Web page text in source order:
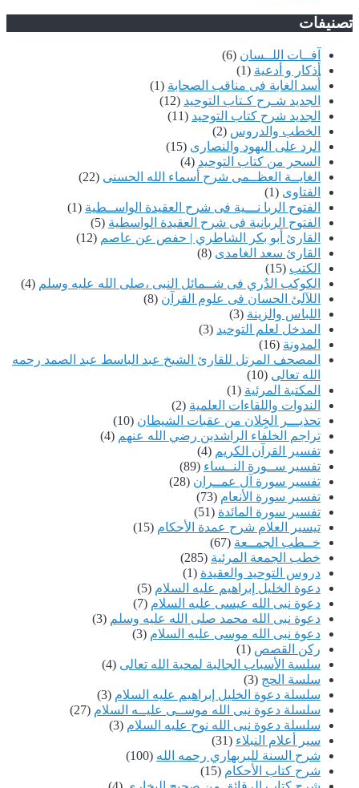
تصنيفات
آفــات اللــسان (6)
أذكار و أدعية (1)
أُسد الغابة فى مناقب الصحابة (1)
الجديد شـرح كـتاب التوحيد (12)
الجديد شرح كتاب التوحيد (11)
الخطب والدروس (2)
الرد على اليهود والنصارى (15)
السحر من كتاب التوحيد (4)
الغايــة العظــمى شرح أسماء الله الحسنى (22)
الفتاوى (1)
الفتوح الربا نـــية فى شرح العقيدة الواســطية (1)
الفتوح الربانية فى شرح العقيدة الواسطية (5)
القارئ أبو بكر الشاطري | حفص عن عاصم (12)
القارئ سعد الغامدى (8)
الكتب (15)
الكوكب الدُري فى شــمائل النبى ،صلى الله عليه وسلم (4)
اللآلئ الحسان فى علوم القرآن (8)
اللباس والزينة (3)
المدخل لعلم التوحيد (3)
المدونة (16)
المصحف المرتل للقارئ الشيخ عبد الباسط عبد الصمد رحمه
الله تعالى (10)
المكتبة المرئية (1)
الندوات واللقاءات العلمية (2)
تحذيـــر الخٍلان من عقبات الشيطان (10)
تراجم الخلفاء الراشدين رضي الله عنهم (4)
تفسير القرآن الكريم (4)
تفسير ســورة النــساء (89)
تفسير سورة آل عمــران (28)
تفسير سورة الأنعام (73)
تفسير سورة المائدة (51)
تيسير العلام شرح عمدة الأحكام (15)
خــطب الجمــعة (67)
خطب الجمعة المرئية (285)
دروس التوحيد والعقيدة (1)
دعوة الخليل إبراهيم عليه السلام (5)
دعوة نبى الله عيسى عليه السلام (7)
دعوة نبى الله محمد صلى الله عليه وسلم (3)
دعوة نبى الله موسى عليه السلام (3)
ركن القصص (1)
سلسة الأسباب الجالبة لمحبة الله تعالى (4)
سلسة الحج (3)
سلسلة دعوة الخليل إبراهيم عليه السلام (3)
سلسلة دعوة نبى الله موســى عليــه السلام (27)
سلسلة دعوة نبى الله نوح عليه السلام (3)
سير أعلام النبلاء (31)
شرح السنة للبربهاري رحمه الله (100)
شرح كتاب الأحكام (15)